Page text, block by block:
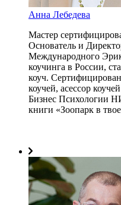
Анна Лебедева
Мастер
Основатель и
Международного
коучинга в России,
коуч.
коучей, асессор
Бизнес Психологии
книги «Зоопарк в